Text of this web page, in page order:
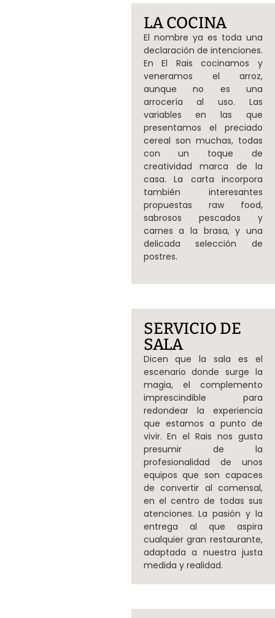
LA COCINA
El nombre ya es toda una
declaración de intenciones.
En El Rais cocinamos y
veneramos el arroz,
aunque no es una
arrocería al uso. Las
variables en las que
presentamos el preciado
cereal son muchas, todas
con un toque de
creatividad marca de la
casa. La carta incorpora
también interesantes
propuestas raw food,
sabrosos pescados y
carnes a la brasa, y una
delicada selección de
postres.
SERVICIO DE
SALA
Dicen que la sala es el
escenario donde surge la
magia, el complemento
imprescindible para
redondear la experiencia
que estamos a punto de
vivir. En el Rais nos gusta
presumir de la
profesionalidad de unos
equipos que son capaces
de convertir al comensal,
en el centro de todas sus
atenciones. La pasión y la
entrega al que aspira
cualquier gran restaurante,
adaptada a nuestra justa
medida y realidad.